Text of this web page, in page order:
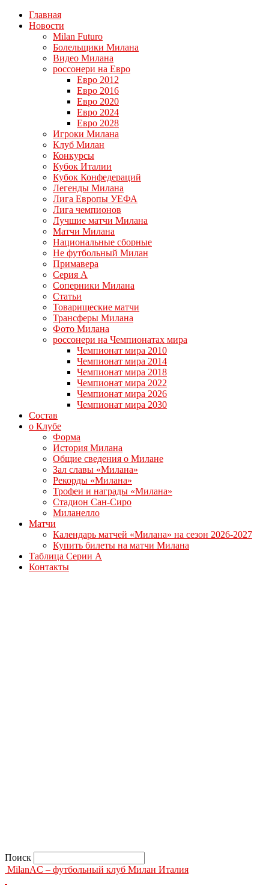
Главная
Новости
Milan Futuro
Болельщики Милана
Видео Милана
россонери на Евро
Евро 2012
Евро 2016
Евро 2020
Евро 2024
Евро 2028
Игроки Милана
Клуб Милан
Конкурсы
Кубок Италии
Кубок Конфедераций
Легенды Милана
Лига Европы УЕФА
Лига чемпионов
Лучшие матчи Милана
Матчи Милана
Национальные сборные
Не футбольный Милан
Примавера
Серия А
Соперники Милана
Статьи
Товарищеские матчи
Трансферы Милана
Фото Милана
россонери на Чемпионатах мира
Чемпионат мира 2010
Чемпионат мира 2014
Чемпионат мира 2018
Чемпионат мира 2022
Чемпионат мира 2026
Чемпионат мира 2030
Состав
о Клубе
Форма
История Милана
Общие сведения о Милане
Зал славы «Милана»
Рекорды «Милана»
Трофеи и награды «Милана»
Стадион Сан-Сиро
Миланелло
Матчи
Календарь матчей «Милана» на сезон 2026-2027
Купить билеты на матчи Милана
Таблица Серии А
Контакты
Поиск
MilanAC – футбольный клуб Милан Италия